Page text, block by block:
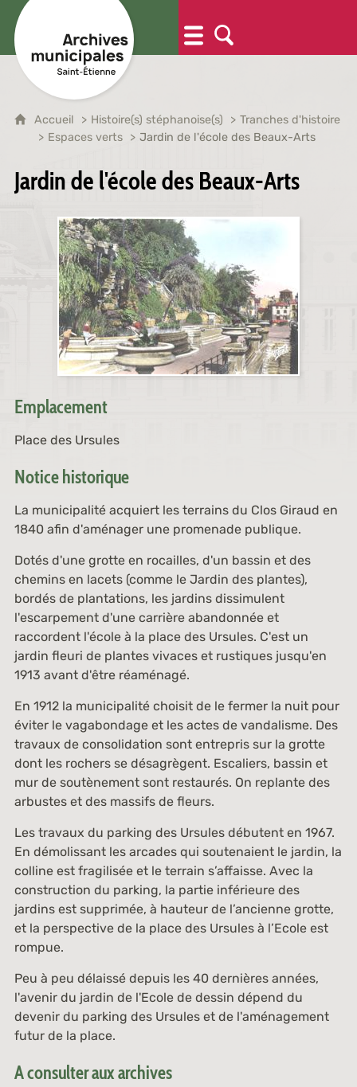
Accueil Histoire(s) stéphanoise(s)
Tranches d'histoire
Espaces verts
Jardin de l'école des Beaux-Arts
Jardin de l'école des Beaux-Arts
Emplacement
Place des Ursules
Notice historique
La municipalité acquiert les terrains du Clos Giraud en
1840 afin d'aménager une promenade publique.
Dotés d'une grotte en rocailles, d'un bassin et des
chemins en lacets (comme le Jardin des plantes),
bordés de plantations, les jardins dissimulent
l'escarpement d'une carrière abandonnée et
raccordent l'école à la place des Ursules. C'est un
jardin fleuri de plantes vivaces et rustiques jusqu'en
1913 avant d'être réaménagé.
En 1912 la municipalité choisit de le fermer la nuit pour
éviter le vagabondage et les actes de vandalisme. Des
travaux de consolidation sont entrepris sur la grotte
dont les rochers se désagrègent. Escaliers, bassin et
mur de soutènement sont restaurés. On replante des
arbustes et des massifs de fleurs.
Les travaux du parking des Ursules débutent en 1967.
En démolissant les arcades qui soutenaient le jardin, la
colline est fragilisée et le terrain s’affaisse. Avec la
construction du parking, la partie inférieure des
jardins est supprimée, à hauteur de l’ancienne grotte,
et la perspective de la place des Ursules à l’Ecole est
rompue.
Peu à peu délaissé depuis les 40 dernières années,
l'avenir du jardin de l'Ecole de dessin dépend du
devenir du parking des Ursules et de l'aménagement
futur de la place.
A consulter aux archives